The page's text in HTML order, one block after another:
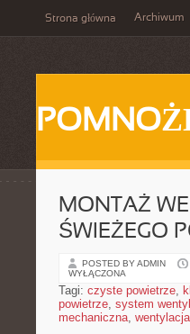
Strona główna Archiwum
MONTAŻ
ŚWIEŻEGO
POSTED BY ADMIN
WYŁĄCZONA
Tagi: czyste powietrze,
powietrze, system
mechaniczna,